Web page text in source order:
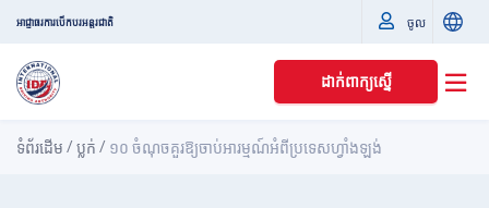
អាជ្ញាធរការបើកបរអន្តរជាតិ ចូល
ដាក់ពាក្យស្នើ
ទំព័រដើម /ប្លក់ / ១០ ចំណុចគួរឱ្យចាប់អារម្មណ៍អំពីប្រទេសហ្វាំងឡង់